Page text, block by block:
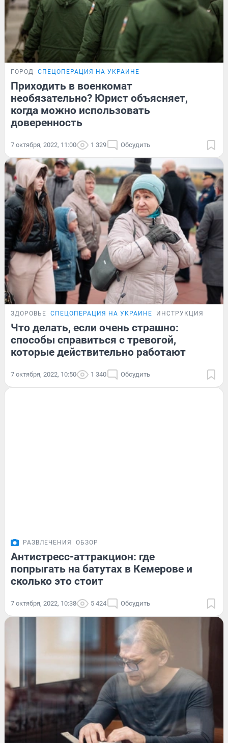
ГОРОД СПЕЦОПЕРАЦИЯ НА УКРАИНЕ
Приходить в военкомат
необязательно? Юрист объясняет,
когда можно использовать
доверенность
7 октября, 2022, 11:00 1 329 Обсудить
ЗДОРОВЬЕ СПЕЦОПЕРАЦИЯ НА УКРАИНЕ ИНСТРУКЦИЯ
Что делать, если очень страшно:
способы справиться с тревогой,
которые действительно работают
7 октября, 2022, 10:50 1 340 Обсудить
РАЗВЛЕЧЕНИЯ ОБЗОР
Антистресс-аттракцион: где
попрыгать на батутах в Кемерове и
сколько это стоит
7 октября, 2022, 10:38 5 424 Обсудить